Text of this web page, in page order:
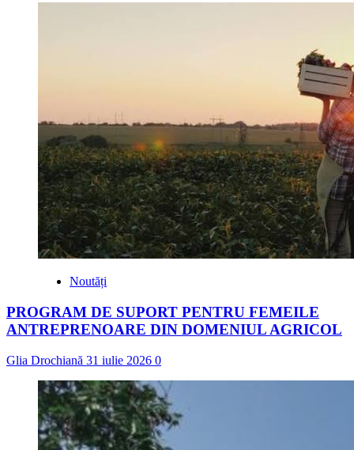
Noutăți
PROGRAM DE SUPORT PENTRU FEMEILE
ANTREPRENOARE DIN DOMENIUL AGRICOL
Glia Drochiană 31 iulie 2026 0